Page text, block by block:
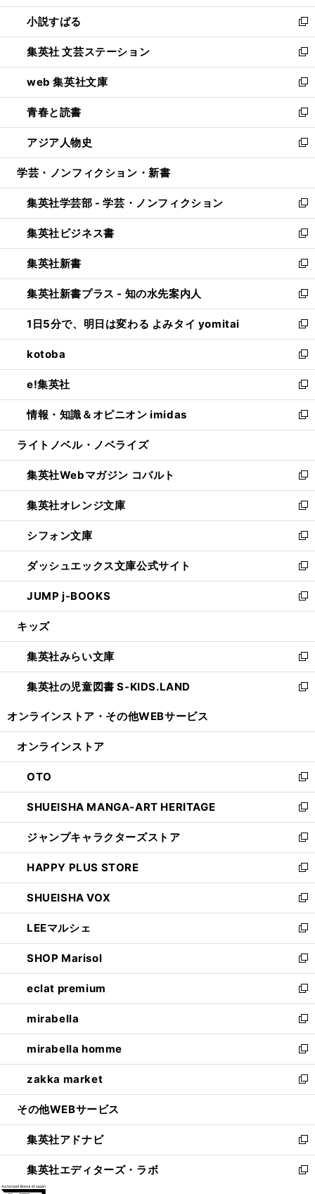
開
く
ウ
で
開
く
し
い
ウ
ィ
ン
ド
ウ
で
開
く
小説すばる
新
し
い
ウ
ィ
ン
ド
ウ
で
開
集英社 文芸ステーション
新
し
い
ウ
ィ
ン
ド
ウ
開
く
web 集英社文庫
新
し
い
ウ
ィ
ン
ウ
で
開
く
青春と読書
新
し
い
ウ
ン
ド
ウ
で
開
く
アジア人物史
新
し
ウ
ィ
ン
ド
ウ
で
開
く
学芸・ノンフィクション・新書
集英社学芸部 - 学芸・ノンフィクション
新
し
い
ウ
ィ
ン
ド
ウ
で
開
く
集英社ビジネス書
新
し
い
ウ
ィ
ン
ド
ウ
で
開
く
集英社新書
新
し
い
ウ
ィ
ン
ド
ウ
で
開
く
集英社新書プラス - 知の水先案内人
新
し
い
ウ
ィ
ン
ド
ウ
で
開
1日5分で、明日は変わる よみタイ yomitai
新
し
い
ウ
ィ
ン
ド
ウ
開
く
kotoba
新
し
い
ウ
ィ
ン
ウ
で
開
く
e!集英社
新
し
い
ウ
ン
ド
ウ
で
開
く
情報・知識＆オピニオン imidas
新
し
ウ
ィ
ン
ド
ウ
で
開
く
ライトノベル・ノベライズ
集英社Webマガジン コバルト
新
し
い
ウ
ィ
ン
ド
ウ
で
開
集英社オレンジ文庫
新
し
い
ウ
ィ
ン
ド
ウ
開
く
シフォン文庫
新
し
い
ウ
ィ
ン
ウ
で
開
く
ダッシュエックス文庫公式サイト
新
し
い
ウ
ン
ド
ウ
で
JUMP j-BOOKS
新
し
ウ
ィ
ン
ド
開
キッズ
集英社みらい文庫
新
し
い
ン
ウ
で
開
く
集英社の児童図書 S-KIDS.LAND
新
ウ
ン
ド
ウ
で
開
く
オンラインストア・ その他WEBサービス
オンラインストア
OTO
新
し
い
ウ
ィ
ン
ド
ウ
で
開
く
SHUEISHA MANGA-ART HERITAGE
新
し
い
ウ
ィ
ン
ド
ウ
で
開
く
ジャンプキャラクターズストア
新
し
い
ウ
ィ
ン
ド
ウ
で
開
く
HAPPY PLUS STORE
新
し
い
ウ
ィ
ン
ド
ウ
で
開
く
SHUEISHA VOX
新
し
い
ウ
ィ
ン
ド
ウ
で
開
く
LEEマルシェ
新
し
い
ウ
ィ
ン
ド
ウ
で
開
く
SHOP Marisol
新
し
い
ウ
ィ
ン
ド
ウ
で
開
eclat premium
新
し
い
ウ
ィ
ン
ド
ウ
開
く
mirabella
新
し
い
ウ
ィ
ン
ウ
で
開
く
mirabella homme
新
し
い
ウ
ン
ド
ウ
で
zakka market
新
し
ウ
ィ
ン
ド
その他WEBサービス
集英社アドナビ
新
し
い
集英社エディターズ・ラボ
新